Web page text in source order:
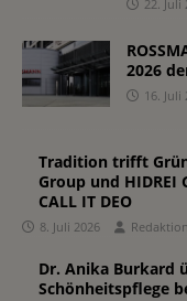
22. Juli
2026
16. Juli
Tradition trifft
Group und HIDREI
CALL IT DEO
8. Juli 2026
Dr. Anika Burkard
Schönheitspflege